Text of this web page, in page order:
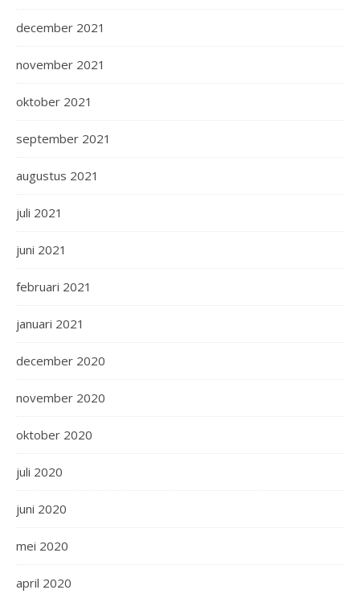
december 2021
november 2021
oktober 2021
september 2021
augustus 2021
juli 2021
juni 2021
februari 2021
januari 2021
december 2020
november 2020
oktober 2020
juli 2020
juni 2020
mei 2020
april 2020